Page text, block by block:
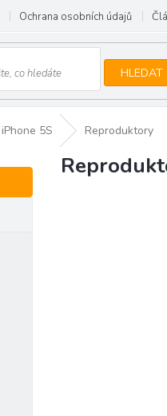
Ochrana osobních údajů
HLEDAT
iPhone 5S Reproduktory